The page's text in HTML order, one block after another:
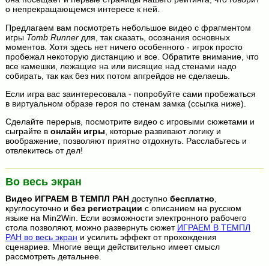
о непрекращающемся интересе к ней.
Предлагаем вам посмотреть небольшое видео с фрагментом
игры Tomb Runnerдля, так сказать, осознания основных
моментов. Хотя здесь нет ничего особенного - игрок просто
пробежал некоторую дистанцию и все. Обратите внимание, что
все камешки, лежащие на или висящие над стенами надо
собирать, так как без них потом апгрейдов не сделаешь.
Если игра вас заинтересовала - попробуйте сами пробежаться
в виртуальном образе героя по стенам замка (ссылка ниже).
Сделайте перерыв, посмотрите видео с игровыми сюжетами и
сыграйте в онлайн игры, которые развивают логику и
воображение, позволяют приятно отдохнуть. Расслабьтесь и
отвлекитесь от дел!
Во весь экран
Видео ИГРАЕМ В ТЕМПЛ РАНдоступно бесплатно
круглосуточно и без регистрации с описанием на русском
языке на Min2Win. Если возможности электронного рабочего
стола позволяют, можно развернуть сюжет ИГРАЕМ В ТЕМПЛ
РАН во весь экран и усилить эффект от прохождения
сценариев. Многие вещи действительно имеет смысл
рассмотреть детальнее.